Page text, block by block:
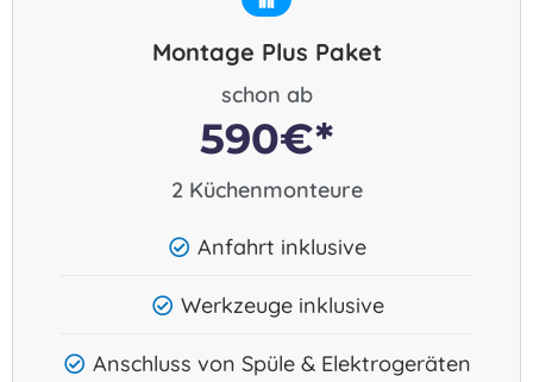
Montage Plus Paket
schon ab
590€*
2 Küchenmonteure
Anfahrt inklusive
Werkzeuge inklusive
Anschluss von Spüle & Elektrogeräten